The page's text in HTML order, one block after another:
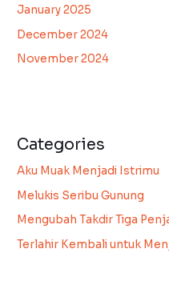
January 2025
December 2024
November 2024
Categories
Aku Muak Menjadi Istrimu
Melukis Seribu Gunung
Mengubah Takdir Tiga
Terlahir Kembali untuk